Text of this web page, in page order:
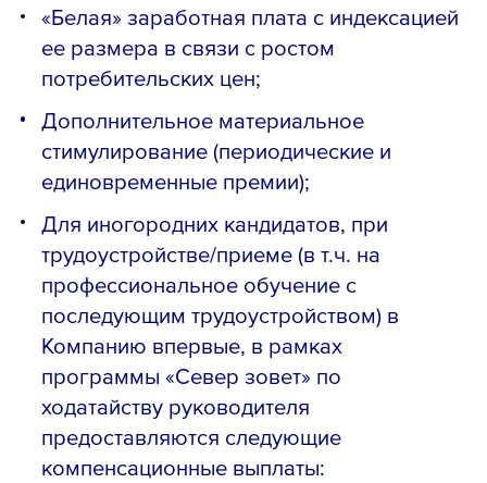
«Белая» заработная плата с индексацией
ее размера в связи с ростом
потребительских цен;
Дополнительное материальное
стимулирование (периодические и
единовременные премии);
Для иногородних кандидатов, при
трудоустройстве/приеме (в т.ч. на
профессиональное обучение с
последующим трудоустройством) в
Компанию впервые, в рамках
программы «Север зовет» по
ходатайству руководителя
предоставляются следующие
компенсационные выплаты: